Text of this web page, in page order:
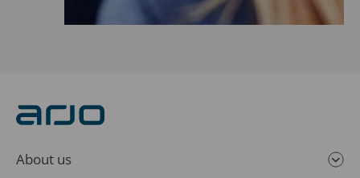
About us